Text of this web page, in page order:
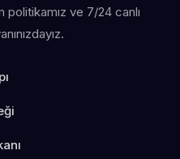
ve 7/24 canlı